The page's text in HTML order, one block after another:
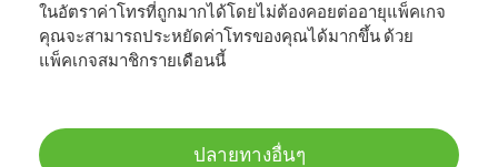
ในอัตราค่าโทรที่ถูกมากได้โดยไม่ต้องคอยต่ออายุแพ็คเกจ
คุณจะสามารถประหยัดค่าโทรของคุณได้มากขึ้น ด้วย
แพ็คเกจสมาชิกรายเดือนนี้
ปลายทางอื่นๆ